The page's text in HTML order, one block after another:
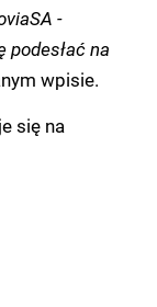
-
podesłać na
wpisie.
się na